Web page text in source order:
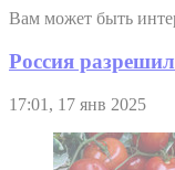
Вам может быть
Россия
17:01, 17 янв 2025